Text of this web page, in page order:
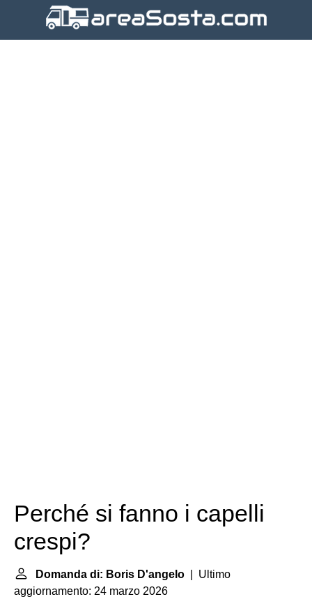
Perché si fanno i capelli
crespi?
Domanda di: Boris D'angelo | Ultimo
aggiornamento: 24 marzo 2026